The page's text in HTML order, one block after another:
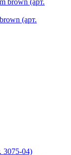
(арт.